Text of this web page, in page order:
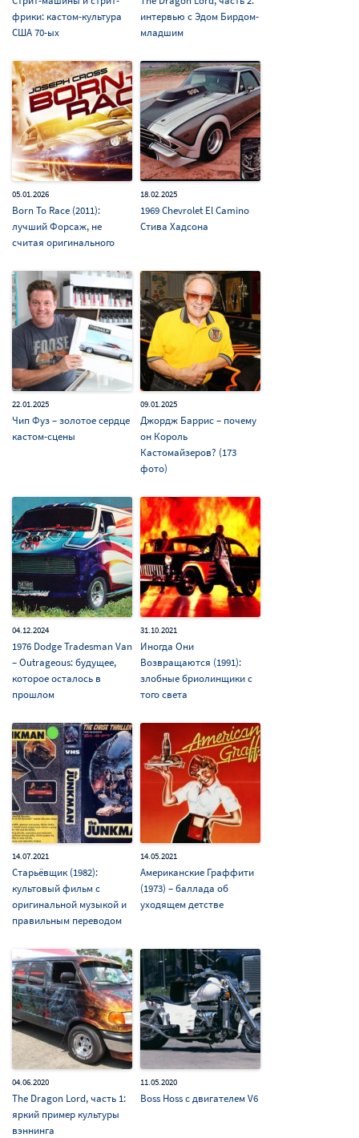
фрики: кастом-культура
США 70-ых
интервью с Эдом Бирдом-
младшим
05.01.2026
Born To Race (2011):
лучший Форсаж, не
считая оригинального
18.02.2025
1969 Chevrolet El Camino
Стива Хадсона
22.01.2025
Чип Фуз – золотое сердце
кастом-сцены
09.01.2025
Джордж Баррис – почему
он Король
Кастомайзеров? (173
фото)
04.12.2024
1976 Dodge Tradesman Van
– Outrageous: будущее,
которое осталось в
прошлом
31.10.2021
Иногда Они
Возвращаются (1991):
злобные бриолинщики с
того света
14.07.2021
Старьёвщик (1982):
культовый фильм с
оригинальной музыкой и
правильным переводом
14.05.2021
Американские Граффити
(1973) – баллада об
уходящем детстве
04.06.2020
The Dragon Lord, часть 1:
яркий пример культуры
вэннинга
11.05.2020
Boss Hoss с двигателем V6